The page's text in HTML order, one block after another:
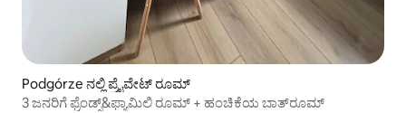
Podgórze ನಲ್ಲಿ ಪ್ರೈವೇಟ್ ರೂಮ್
3 ಜನರಿಗೆ ಫ್ರೆಂಡ್ಸ್&ಫ್ಯಾಮಿಲಿ ರೂಮ್ + ಹಂಚಿಕೆಯ ಬಾತ್‌ರೂಮ್